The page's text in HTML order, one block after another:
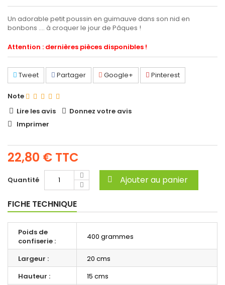
Un adorable petit poussin en guimauve dans son nid en
bonbons .... à croquer le jour de Pâques !
Attention : dernières pièces disponibles !
Tweet Partager Google+ Pinterest
Note
Lire les avis
Donnez votre avis
Imprimer
22,80 € TTC
Quantité Ajouter au panier
FICHE TECHNIQUE
Poids de
confiserie :
400 grammes
Largeur :
20 cms
Hauteur :
15 cms